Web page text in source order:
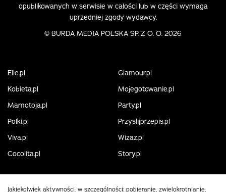
opublikowanych w serwisie w całości lub w części wymaga
uprzedniej zgody wydawcy.
© BURDA MEDIA POLSKA SP. Z O. O. 2026
Elle.pl
Glamour.pl
Kobieta.pl
Mojegotowanie.pl
Mamotoja.pl
Party.pl
Polki.pl
Przyslijprzepis.pl
Viva.pl
Wizaz.pl
Cocolita.pl
Story.pl
Jakiekolwiek aktywności, w szczególności: pobieranie, zwielokrotnianie,